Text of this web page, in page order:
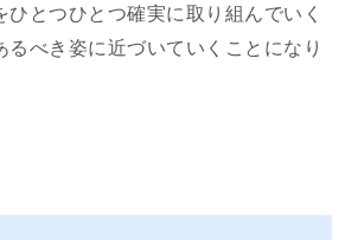
ひとつひとつ確実に取り組んでいく
るべき姿に近づいていくことになり